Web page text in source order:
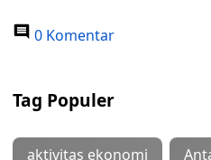
0 Komentar
Tag Populer
aktivitas ekonomi